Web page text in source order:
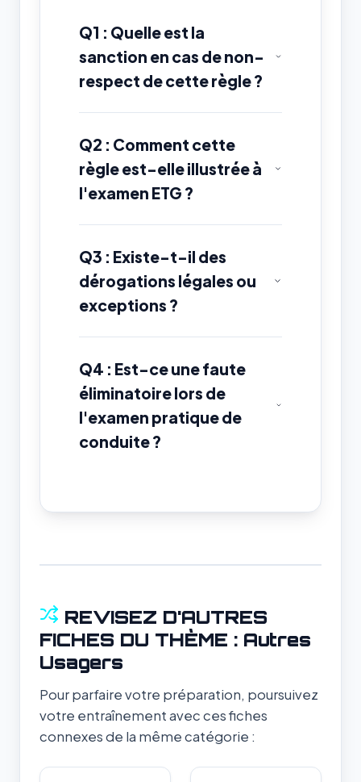
Q1 : Quelle est la
sanction en cas de non-
respect de cette règle ?
Q2 : Comment cette
règle est-elle illustrée à
l'examen ETG ?
Q3 : Existe-t-il des
dérogations légales ou
exceptions ?
Q4 : Est-ce une faute
éliminatoire lors de
l'examen pratique de
conduite ?
REVISEZ D'AUTRES
FICHES DU THÈME : Autres
Usagers
Pour parfaire votre préparation, poursuivez
votre entraînement avec ces fiches
connexes de la même catégorie :